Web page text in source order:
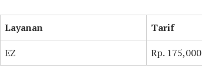
Layanan Tarif
EZ
Rp. 175,000